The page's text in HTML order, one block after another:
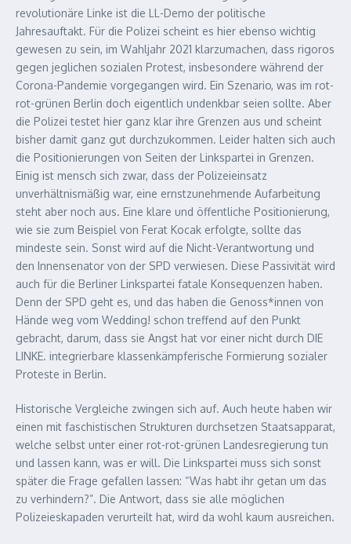
revolutionäre Linke ist die LL-Demo der politische
Jahresauftakt. Für die Polizei scheint es hier ebenso wichtig
gewesen zu sein, im Wahljahr 2021 klarzumachen, dass rigoros
gegen jeglichen sozialen Protest, insbesondere während der
Corona-Pandemie vorgegangen wird. Ein Szenario, was im rot-
rot-grünen Berlin doch eigentlich undenkbar seien sollte. Aber
die Polizei testet hier ganz klar ihre Grenzen aus und scheint
bisher damit ganz gut durchzukommen. Leider halten sich auch
die Positionierungen von Seiten der Linkspartei in Grenzen.
Einig ist mensch sich zwar, dass der Polizeieinsatz
unverhältnismäßig war, eine ernstzunehmende Aufarbeitung
steht aber noch aus. Eine klare und öffentliche Positionierung,
wie sie zum Beispiel von Ferat Kocak erfolgte, sollte das
mindeste sein. Sonst wird auf die Nicht-Verantwortung und
den Innensenator von der SPD verwiesen. Diese Passivität wird
auch für die Berliner Linkspartei fatale Konsequenzen haben.
Denn der SPD geht es, und das haben die Genoss*innen von
Hände weg vom Wedding! schon treffend auf den Punkt
gebracht, darum, dass sie Angst hat vor einer nicht durch DIE
LINKE. integrierbare klassenkämpferische Formierung sozialer
Proteste in Berlin.
Historische Vergleiche zwingen sich auf. Auch heute haben wir
einen mit faschistischen Strukturen durchsetzen Staatsapparat,
welche selbst unter einer rot-rot-grünen Landesregierung tun
und lassen kann, was er will. Die Linkspartei muss sich sonst
später die Frage gefallen lassen: “Was habt ihr getan um das
zu verhindern?”. Die Antwort, dass sie alle möglichen
Polizeieskapaden verurteilt hat, wird da wohl kaum ausreichen.